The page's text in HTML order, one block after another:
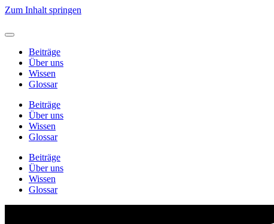
Zum Inhalt springen
Beiträge
Über uns
Wissen
Glossar
Beiträge
Über uns
Wissen
Glossar
Beiträge
Über uns
Wissen
Glossar